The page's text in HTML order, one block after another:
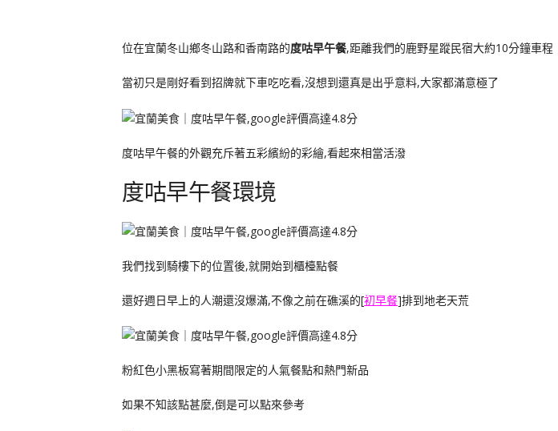
位在宜蘭冬山鄉冬山路和香南路的度咕早午餐,距離我們的鹿野星蹤民宿大約10分鐘車程
當初只是剛好看到招牌就下車吃吃看,沒想到還真是出乎意料,大家都滿意極了
度咕早午餐的外觀充斥著五彩繽紛的彩繪,看起來相當活潑
度咕早午餐環境
我們找到騎樓下的位置後,就開始到櫃檯點餐
還好週日早上的人潮還沒爆滿,不像之前在礁溪的[初早餐]排到地老天荒
粉紅色小黑板寫著期間限定的人氣餐點和熱門新品
如果不知該點甚麼,倒是可以點來參考